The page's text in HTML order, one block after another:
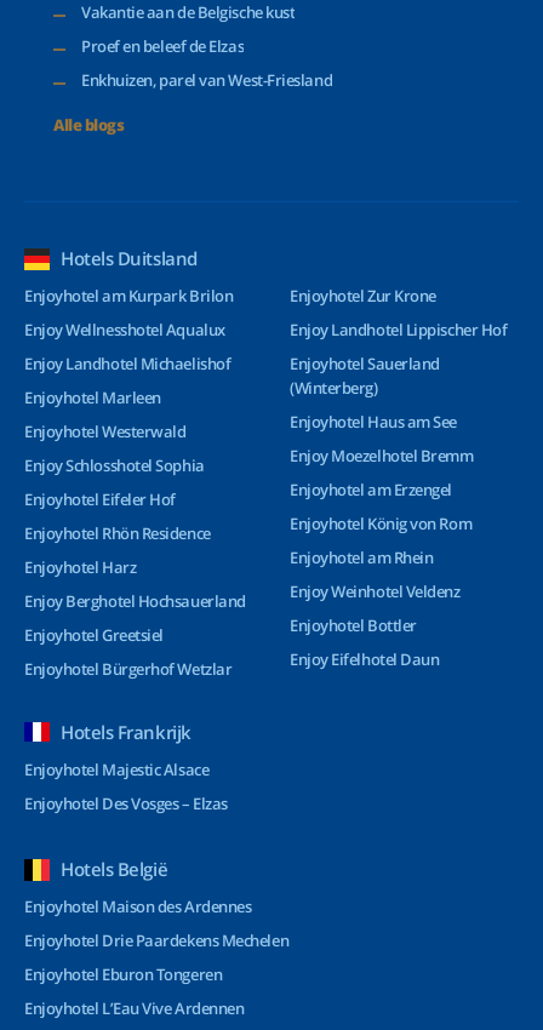
Vakantie aan de Belgische kust
Proef en beleef de Elzas
Enkhuizen, parel van West-Friesland
Alle blogs
Hotels Duitsland
Enjoyhotel am Kurpark Brilon
Enjoy Wellnesshotel Aqualux
Enjoy Landhotel Michaelishof
Enjoyhotel Marleen
Enjoyhotel Westerwald
Enjoy Schlosshotel Sophia
Enjoyhotel Eifeler Hof
Enjoyhotel Rhön Residence
Enjoyhotel Harz
Enjoy Berghotel Hochsauerland
Enjoyhotel Greetsiel
Enjoyhotel Bürgerhof Wetzlar
Enjoyhotel Zur Krone
Enjoy Landhotel Lippischer Hof
Enjoyhotel Sauerland
(Winterberg)
Enjoyhotel Haus am See
Enjoy Moezelhotel Bremm
Enjoyhotel am Erzengel
Enjoyhotel König von Rom
Enjoyhotel am Rhein
Enjoy Weinhotel Veldenz
Enjoyhotel Bottler
Enjoy Eifelhotel Daun
Hotels Frankrijk
Enjoyhotel Majestic Alsace
Enjoyhotel Des Vosges – Elzas
Hotels België
Enjoyhotel Maison des Ardennes
Enjoyhotel Drie Paardekens Mechelen
Enjoyhotel Eburon Tongeren
Enjoyhotel L’Eau Vive Ardennen